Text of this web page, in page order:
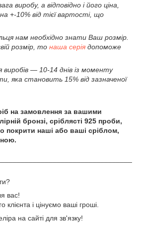
виробу, а відповідно і його ціна,
+-10% від тієї вартості, що
нам необхідно знати Ваш розмір.
розмір, то наша серія допоможе
виробів ― 10-14 днів із моменту
яка становить 15% від зазначеної
на замовлення за вашими
бронзі, сріблясті 925 проби,
покрити наші або ваші сріблом,
вас!
і цінуємо ваші гроші.
на сайті для зв'язку!